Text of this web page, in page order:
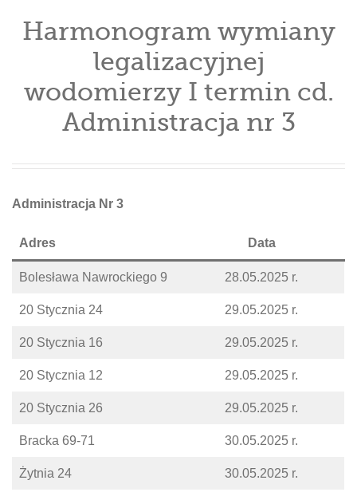
Harmonogram wymiany
legalizacyjnej
wodomierzy I termin cd.
Administracja nr 3
Administracja Nr 3
Adres Data
Bolesława Nawrockiego 9 28.05.2025 r.
20 Stycznia 24 29.05.2025 r.
20 Stycznia 16 29.05.2025 r.
20 Stycznia 12 29.05.2025 r.
20 Stycznia 26 29.05.2025 r.
Bracka 69-71 30.05.2025 r.
Żytnia 24 30.05.2025 r.